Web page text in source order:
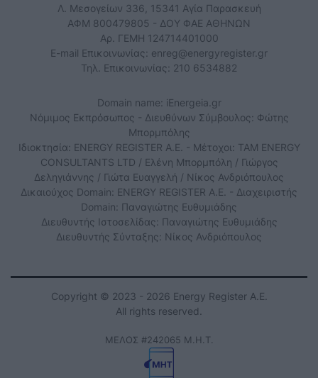
Λ. Μεσογείων 336, 15341 Αγία Παρασκευή
ΑΦΜ 800479805 - ΔΟΥ ΦΑΕ ΑΘΗΝΩΝ
Αρ. ΓΕΜΗ 124714401000
E-mail Επικοινωνίας: enreg@energyregister.gr
Τηλ. Επικοινωνίας: 210 6534882
Domain name: iEnergeia.gr
Νόμιμος Εκπρόσωπος - Διευθύνων Σύμβουλος: Φώτης
Μπορμπόλης
Ιδιοκτησία: ENERGY REGISTER Α.Ε. - Μέτοχοι: TAM ENERGY
CONSULTANTS LTD / Ελένη Μπορμπόλη / Γιώργος
Δεληγιάννης / Γιώτα Ευαγγελή / Νίκος Ανδριόπουλος
Δικαιούχος Domain: ENERGY REGISTER Α.Ε. - Διαχειριστής
Domain: Παναγιώτης Ευθυμιάδης
Διευθυντής Ιστοσελίδας: Παναγιώτης Ευθυμιάδης
Διευθυντής Σύνταξης: Νίκος Ανδριόπουλος
Copyright © 2023 - 2026 Energy Register Α.Ε.
All rights reserved.
ΜΕΛΟΣ #242065 Μ.Η.Τ.